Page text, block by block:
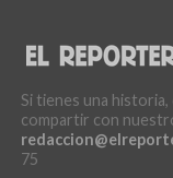
Si tienes una
compartir con
75